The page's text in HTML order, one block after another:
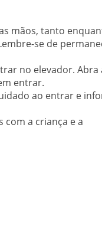
mãos, tanto
se de
no elevador. Abra
entrar.
ao entrar e
com a criança e a